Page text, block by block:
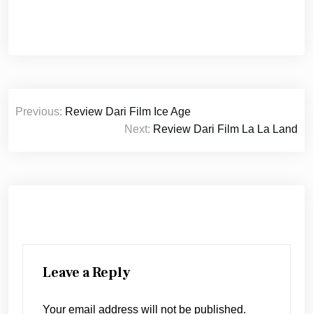
Post
Previous: Review Dari Film Ice Age
Next: Review Dari Film La La Land
Leave a Reply
Your email address will not be published.